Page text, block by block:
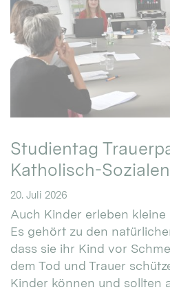
Studientag
Katholisch-
20. Juli 2026
Auch Kinder erleben
Es gehört zu den
dass sie ihr Kind vor
dem Tod und Trauer
Kinder können und sollten